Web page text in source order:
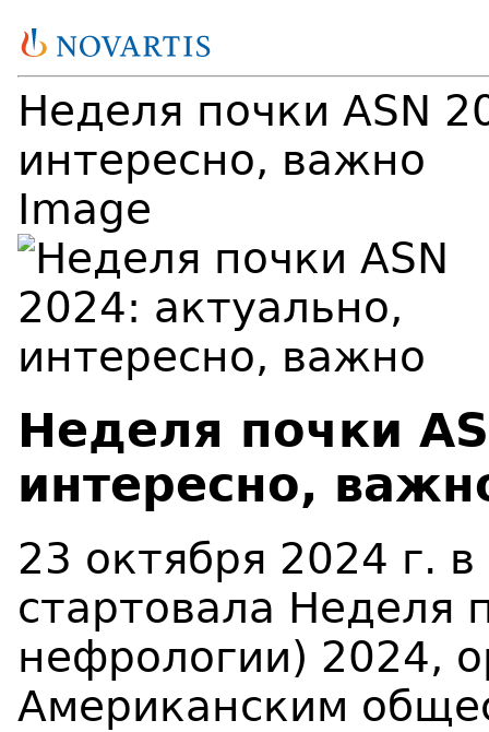
Неделя почки ASN
интересно, важно
Image
Неделя почки
интересно,
23 октября 2024 г.
стартовала Неделя
нефрологии) 2024,
Американским